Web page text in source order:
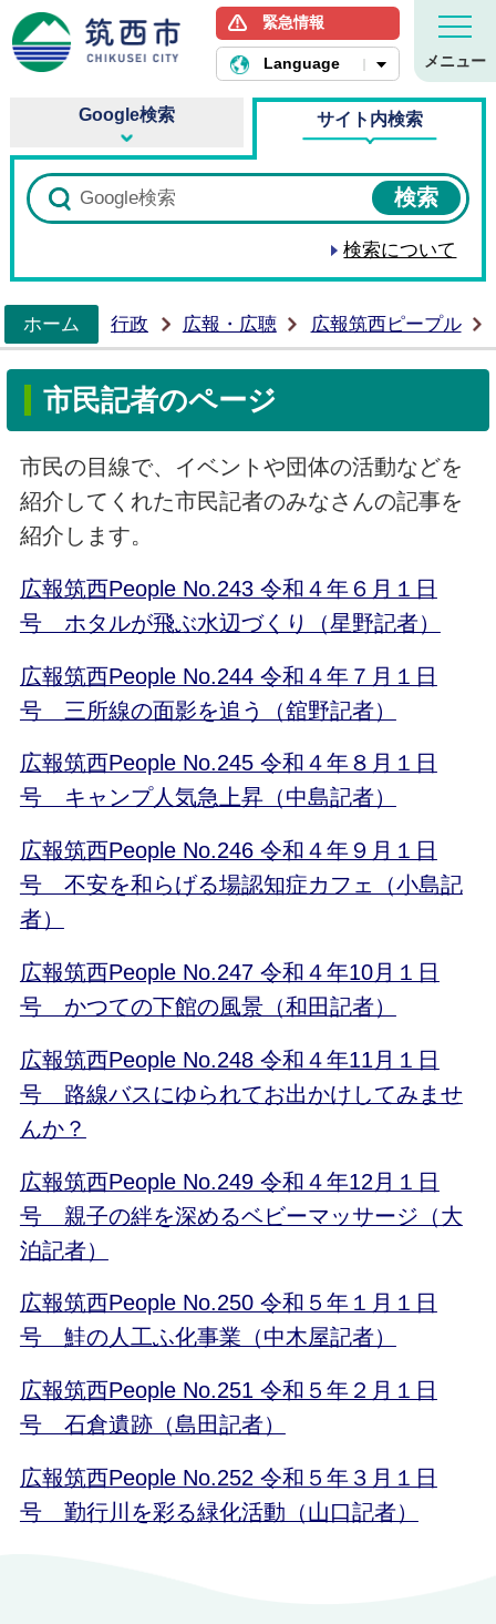
筑西市ホームページ
緊急情報
Language メニュー
Google検索 サイト内検索
検索について
ホーム
行政 広報・広聴 広報筑西ピープル
市民記者のページ
市民の目線で、イベントや団体の活動などを
紹介してくれた市民記者のみなさんの記事を
紹介します。
広報筑西People No.243 令和４年６月１日
号 ホタルが飛ぶ水辺づくり（星野記者）
広報筑西People No.244 令和４年７月１日
号 三所線の面影を追う（舘野記者）
広報筑西People No.245 令和４年８月１日
号 キャンプ人気急上昇（中島記者）
広報筑西People No.246 令和４年９月１日
号 不安を和らげる場認知症カフェ（小島記
者）
広報筑西People No.247 令和４年10月１日
号 かつての下館の風景（和田記者）
広報筑西People No.248 令和４年11月１日
号 路線バスにゆられてお出かけしてみませ
んか？
広報筑西People No.249 令和４年12月１日
号 親子の絆を深めるベビーマッサージ（大
泊記者）
広報筑西People No.250 令和５年１月１日
号 鮭の人工ふ化事業（中木屋記者）
広報筑西People No.251 令和５年２月１日
号 石倉遺跡（島田記者）
広報筑西People No.252 令和５年３月１日
号 勤行川を彩る緑化活動（山口記者）